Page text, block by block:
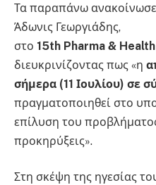
Τα παραπάνω
Άδωνις Γεωργιάδης,
στο 15th Pharma & Health
διευκρινίζοντας πως «η
σήμερα (11 Ιουλίου) σε
πραγματοποιηθεί στο
επίλυση του
προκηρύξεις».
Στη σκέψη της ηγεσίας